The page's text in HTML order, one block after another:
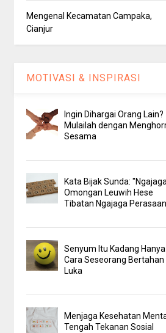
Mengenal Kecamatan Campaka,
Cianjur
MOTIVASI & INSPIRASI
Ingin Dihargai Orang Lain?
Mulailah dengan
Sesama
Kata Bijak Sunda: "Ngajaga
Omongan Leuwih Hese
Tibatan Ngajaga
Senyum Itu Kadang Hanya
Cara Seseorang Bertahan
Luka
Menjaga Kesehatan
Tengah Tekanan Sosial